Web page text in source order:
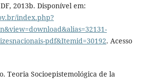
2013b. Disponível em:
index.php?
pdf&Itemid=30192. Acesso
Teoria Socioepistemológica de la